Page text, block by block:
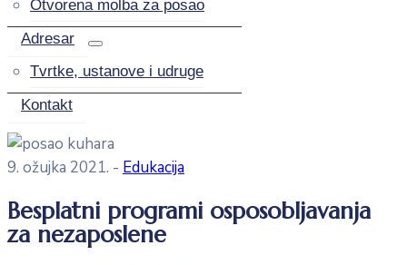
Otvorena molba za posao
Adresar
Tvrtke, ustanove i udruge
Kontakt
9. ožujka 2021. - Edukacija
Besplatni programi osposobljavanja
za nezaposlene